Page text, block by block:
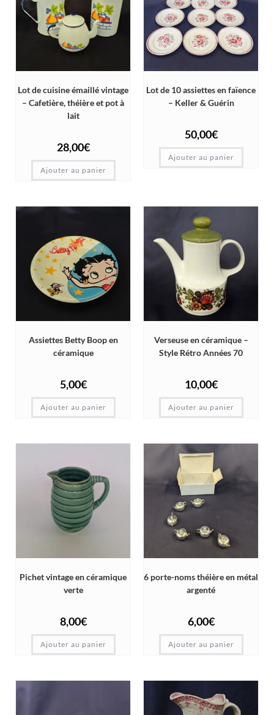
Lot de cuisine émaillé vintage
– Cafetière, théière et pot à
lait
28,00€
Ajouter au panier
Lot de 10 assiettes en faïence
– Keller & Guérin
50,00€
Ajouter au panier
Assiettes Betty Boop en
céramique
5,00€
Ajouter au panier
Verseuse en céramique –
Style Rétro Années 70
10,00€
Ajouter au panier
Pichet vintage en céramique
verte
8,00€
Ajouter au panier
6 porte-noms théière en métal
argenté
6,00€
Ajouter au panier